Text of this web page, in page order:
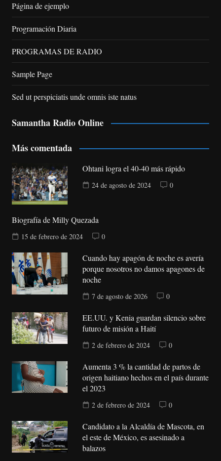
Página de ejemplo
Programación Diaria
PROGRAMAS DE RADIO
Sample Page
Sed ut perspiciatis unde omnis iste natus
Samantha Radio Online
Más comentada
Ohtani logra el 40-40 más rápido
24 de agosto de 2024 0
Biografía de Milly Quezada
15 de febrero de 2024 0
Cuando hay apagón de noche es avería
porque nosotros no damos apagones de
noche
7 de agosto de 2026 0
EE.UU. y Kenia guardan silencio sobre
futuro de misión a Haití
2 de febrero de 2024 0
Aumenta 3 % la cantidad de partos de
origen haitiano hechos en el país durante
el 2023
2 de febrero de 2024 0
Candidato a la Alcaldía de Mascota, en
el este de México, es asesinado a
balazos